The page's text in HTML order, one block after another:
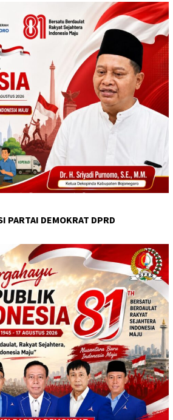
PARTAI DEMOKRAT DPRD